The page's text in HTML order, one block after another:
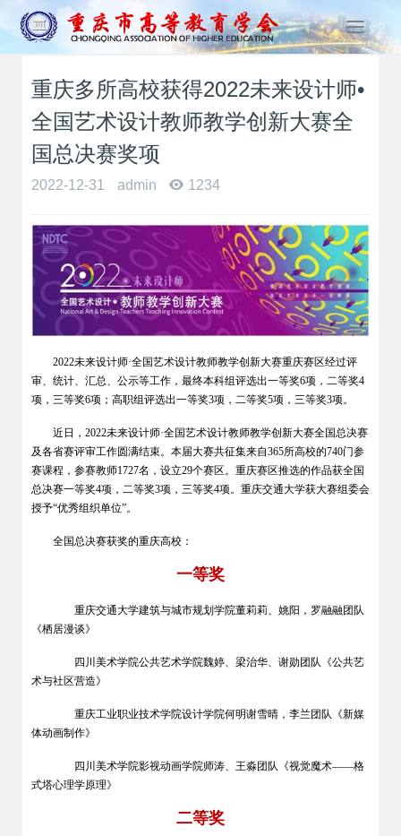
T
o
g
g
a
t
i
o
n
重庆多所高校获得2022未来设计师•
全国艺术设计教师教学创新大赛全
国总决赛奖项
2022-12-31 admin 1234
2022未来设计师·全国艺术设计教师教学创新大赛重庆赛区经过评
审、统计、汇总、公示等工作，最终本科组评选出一等奖6项，二等奖4
项，三等奖6项；高职组评选出一等奖3项，二等奖5项，三等奖3项。
近日，2022未来设计师·全国艺术设计教师教学创新大赛全国总决赛
及各省赛评审工作圆满结束。本届大赛共征集来自365所高校的740门参
赛课程，参赛教师1727名，设立29个赛区。重庆赛区推选的作品获全国
总决赛一等奖4项，二等奖3项，三等奖4项。重庆交通大学获大赛组委会
授予“优秀组织单位”。
全国总决赛获奖的重庆高校：
一等奖
重庆交通大学建筑与城市规划学院董莉莉、姚阳，罗融融团队
《栖居漫谈》
四川美术学院公共艺术学院魏婷、梁治华、谢勋团队《公共艺
术与社区营造》
重庆工业职业技术学院设计学院何明谢雪晴，李兰团队《新媒
体动画制作》
四川美术学院影视动画学院师涛、王淼团队《视觉魔术——格
式塔心理学原理》
二等奖